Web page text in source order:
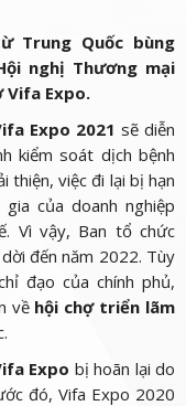
Trung Quốc bùng
nghị Thương mại
Vifa Expo.
Expo 2021 sẽ diễn
kiểm soát dịch bệnh
thiện, việc đi lại bị hạn
của doanh nghiệp
Vì vậy, Ban tổ chức
đến năm 2022. Tùy
đạo của chính phủ,
về hội chợ triển lãm
Expo bị hoãn lại do
đó, Vifa Expo 2020